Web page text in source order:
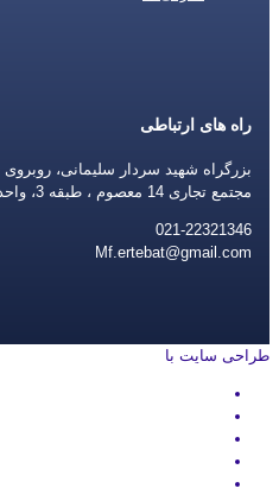
راه های ارتباطی
بزرگراه شهید سردار سلیمانی، روبروی
مجتمع تجاری 14 معصوم ، طبقه 3، واحد 3
021-22321346
Mf.ertebat@gmail.com
طراحی سایت با